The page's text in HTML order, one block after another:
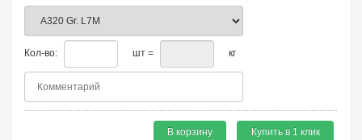
Кол-во: шт = кг
В корзину Купить в 1 клик